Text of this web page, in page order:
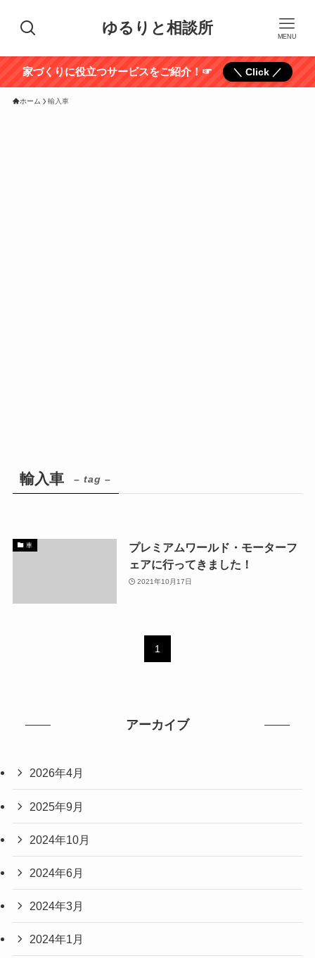
ゆるりと相談所 MENU
家づくりに役立つサービスをご紹介！☞ ＼ Click ／
ホーム 輸入車
輸入車 – tag –
車
プレミアムワールド・モーターフ
ェアに行ってきました！
2021年10月17日
1
アーカイブ
2026年4月
2025年9月
2024年10月
2024年6月
2024年3月
2024年1月